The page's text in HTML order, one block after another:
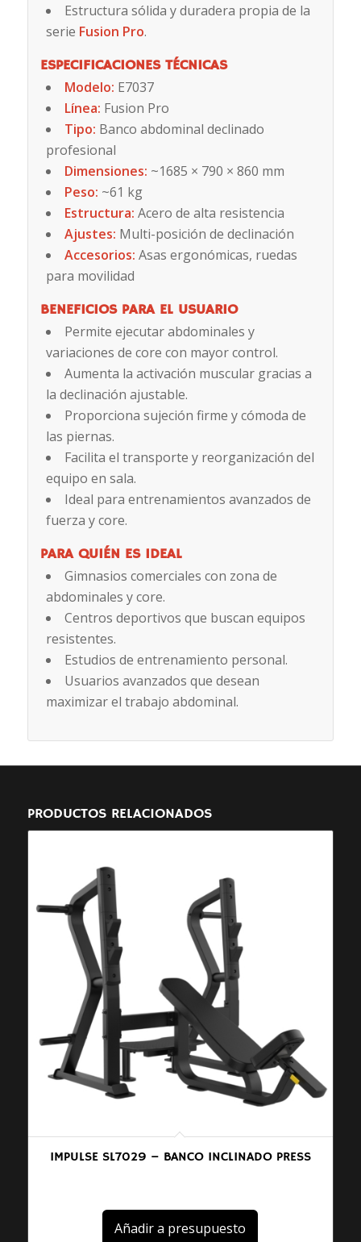
Estructura sólida y duradera propia de la
serie Fusion Pro.
ESPECIFICACIONES TÉCNICAS
Modelo: E7037
Línea: Fusion Pro
Tipo: Banco abdominal declinado
profesional
Dimensiones: ~1685 × 790 × 860 mm
Peso: ~61 kg
Estructura: Acero de alta resistencia
Ajustes: Multi-posición de declinación
Accesorios: Asas ergonómicas, ruedas
para movilidad
BENEFICIOS PARA EL USUARIO
Permite ejecutar abdominales y
variaciones de core con mayor control.
Aumenta la activación muscular gracias a
la declinación ajustable.
Proporciona sujeción firme y cómoda de
las piernas.
Facilita el transporte y reorganización del
equipo en sala.
Ideal para entrenamientos avanzados de
fuerza y core.
PARA QUIÉN ES IDEAL
Gimnasios comerciales con zona de
abdominales y core.
Centros deportivos que buscan equipos
resistentes.
Estudios de entrenamiento personal.
Usuarios avanzados que desean
maximizar el trabajo abdominal.
PRODUCTOS RELACIONADOS
IMPULSE SL7029 – BANCO INCLINADO PRESS
Añadir a presupuesto